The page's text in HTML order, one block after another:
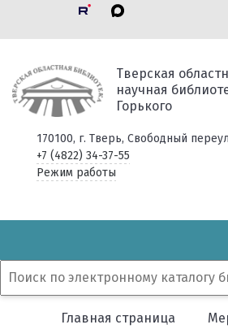
Тверская
научная
Горького
170100, г. Тверь, Свободный
+7 (4822) 34-37-55
Режим работы
Главная страница